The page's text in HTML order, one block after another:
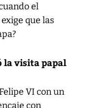
el
que las
la visita papal
VI con un
con